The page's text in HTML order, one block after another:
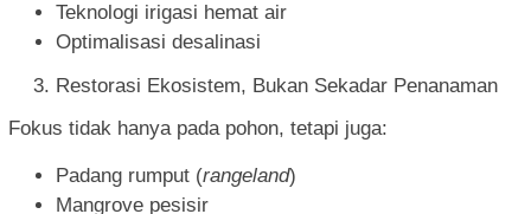
Teknologi irigasi hemat air
Optimalisasi desalinasi
Restorasi Ekosistem, Bukan Sekadar Penanaman
Fokus tidak hanya pada pohon, tetapi juga:
Padang rumput (rangeland)
Mangrove pesisir